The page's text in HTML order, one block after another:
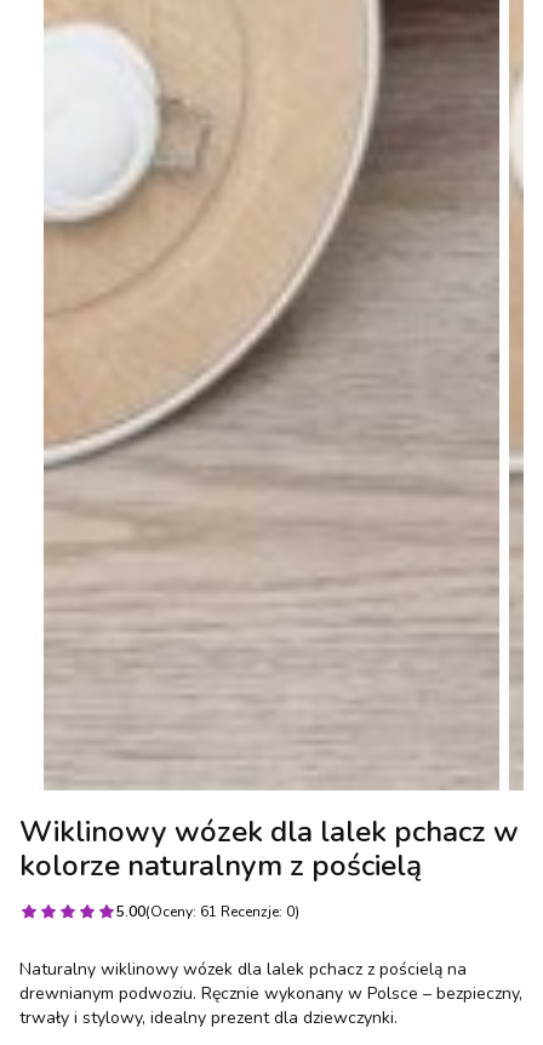
Wiklinowy wózek dla lalek pchacz w
kolorze naturalnym z pościelą
5.00(Oceny: 61 Recenzje: 0)
Naturalny wiklinowy wózek dla lalek pchacz z pościelą na
drewnianym podwoziu. Ręcznie wykonany w Polsce – bezpieczny,
trwały i stylowy, idealny prezent dla dziewczynki.